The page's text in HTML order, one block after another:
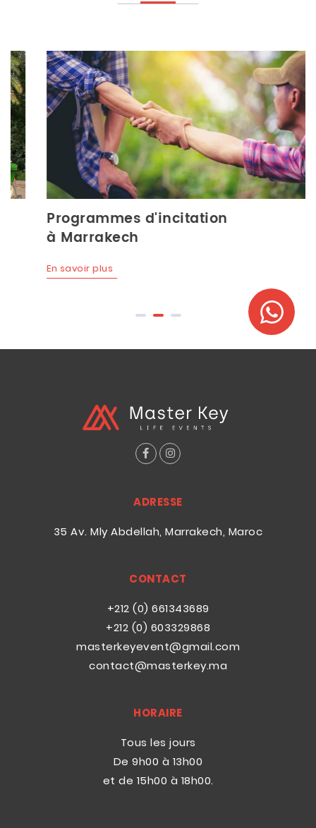
Programmes d'incitation
à Marrakech
En savoir plus
ADRESSE
35 Av. Mly Abdellah, Marrakech, Maroc
CONTACT
+212 (0) 661343689
+212 (0) 603329868
masterkeyevent@gmail.com
contact@masterkey.ma
HORAIRE
Tous les jours
De 9h00 à 13h00
et de 15h00 à 18h00.